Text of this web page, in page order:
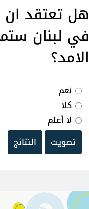
هل تعتقد ان
في لبنان
الامد؟
نعم
كلا
لا أعلم
تصويت
النتائج